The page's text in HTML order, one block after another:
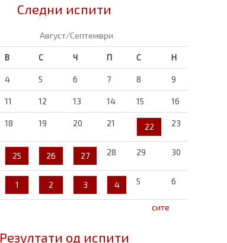
Следни испити
Август/Септември
В С Ч П С Н
4 5 6 7 8 9
11 12 13 14 15 16
18 19 20 21 22 23
25 26 27 28 29 30
1 2 3 4 5 6
сите
Резултати од испити